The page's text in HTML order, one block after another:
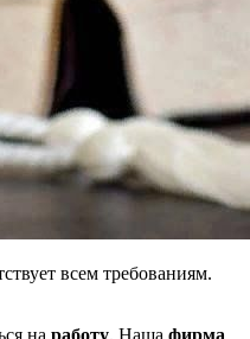
всем требованиям.
на работу. Наша фирма